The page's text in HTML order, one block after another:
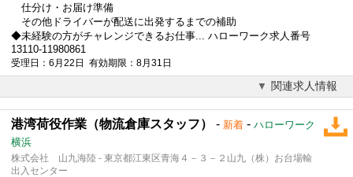
仕分け・お届け準備
その他ドライバーが配送に出発するまでの補助
◆未経験の方がチャレンジできるお仕事... ハローワーク求人番号
13110-11980861
受理日：6月22日 有効期限：8月31日
関連求人情報
港湾荷役作業（物流倉庫スタッフ） - 新着 - ハローワーク
横浜
株式会社 山九海陸 - 東京都江東区青海４－３－２山九（株）お台場輸
出入センター